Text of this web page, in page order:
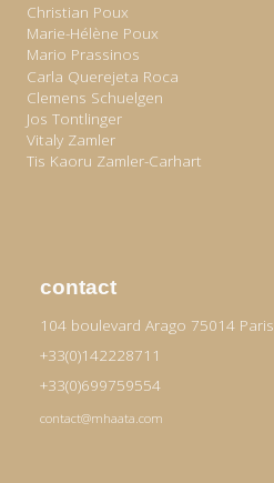
Christian Poux
Marie-Hélène Poux
Mario Prassinos
Carla Querejeta Roca
Clemens Schuelgen
Jos Tontlinger
Vitaly Zamler
Tis Kaoru Zamler-Carhart
contact
104 boulevard Arago 75014 Paris
+33(0)142228711
+33(0)699759554
contact@mhaata.com